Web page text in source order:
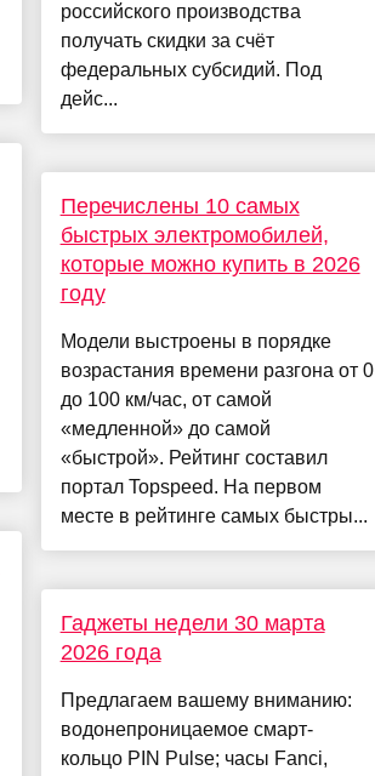
российского производства
получать скидки за счёт
федеральных субсидий. Под
дейс...
Перечислены 10 самых
быстрых электромобилей,
которые можно купить в 2026
году
Модели выстроены в порядке
возрастания времени разгона от 0
до 100 км/час, от самой
«медленной» до самой
«быстрой». Рейтинг составил
портал Topspeed. На первом
месте в рейтинге самых быстры...
Гаджеты недели 30 марта
2026 года
Предлагаем вашему вниманию:
водонепроницаемое смарт-
кольцо PIN Pulse; часы Fanci,